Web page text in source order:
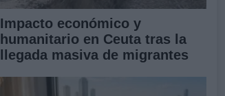
Impacto económico y
humanitario en Ceuta tras la
llegada masiva de migrantes